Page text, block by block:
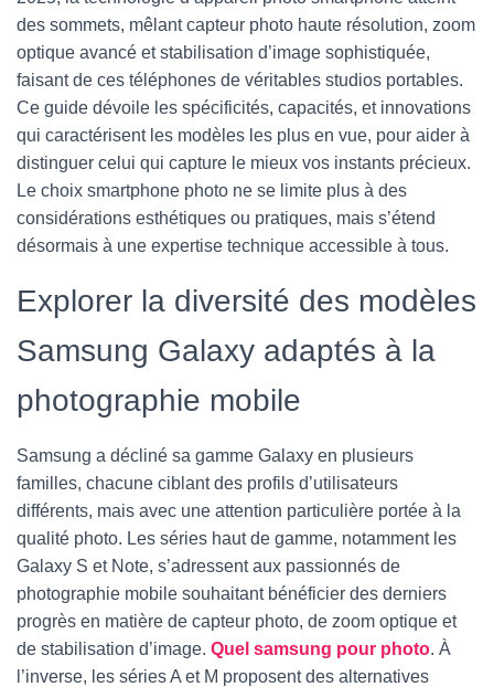
des sommets, mêlant capteur photo haute résolution, zoom
optique avancé et stabilisation d’image sophistiquée,
faisant de ces téléphones de véritables studios portables.
Ce guide dévoile les spécificités, capacités, et innovations
qui caractérisent les modèles les plus en vue, pour aider à
distinguer celui qui capture le mieux vos instants précieux.
Le choix smartphone photo ne se limite plus à des
considérations esthétiques ou pratiques, mais s’étend
désormais à une expertise technique accessible à tous.
Explorer la diversité des modèles
Samsung Galaxy adaptés à la
photographie mobile
Samsung a décliné sa gamme Galaxy en plusieurs
familles, chacune ciblant des profils d’utilisateurs
différents, mais avec une attention particulière portée à la
qualité photo. Les séries haut de gamme, notamment les
Galaxy S et Note, s’adressent aux passionnés de
photographie mobile souhaitant bénéficier des derniers
progrès en matière de capteur photo, de zoom optique et
de stabilisation d’image. Quel samsung pour photo. À
l’inverse, les séries A et M proposent des alternatives